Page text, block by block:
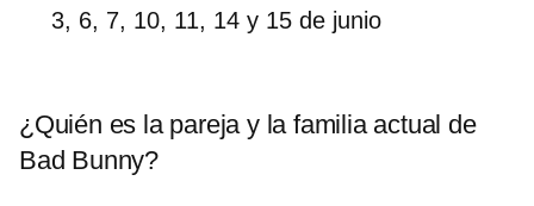
3, 6, 7, 10, 11, 14 y 15 de junio
¿Quién es la pareja y la familia actual de
Bad Bunny?